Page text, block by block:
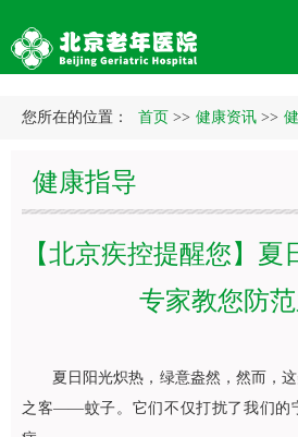
您所在的位置： 首页 >> 健康资讯 >>
健康指导
【北京疾控提醒您】夏
专家教您防
夏日阳光炽热，绿意盎然，然而，
之客——蚊子。它们不仅打扰了我们的